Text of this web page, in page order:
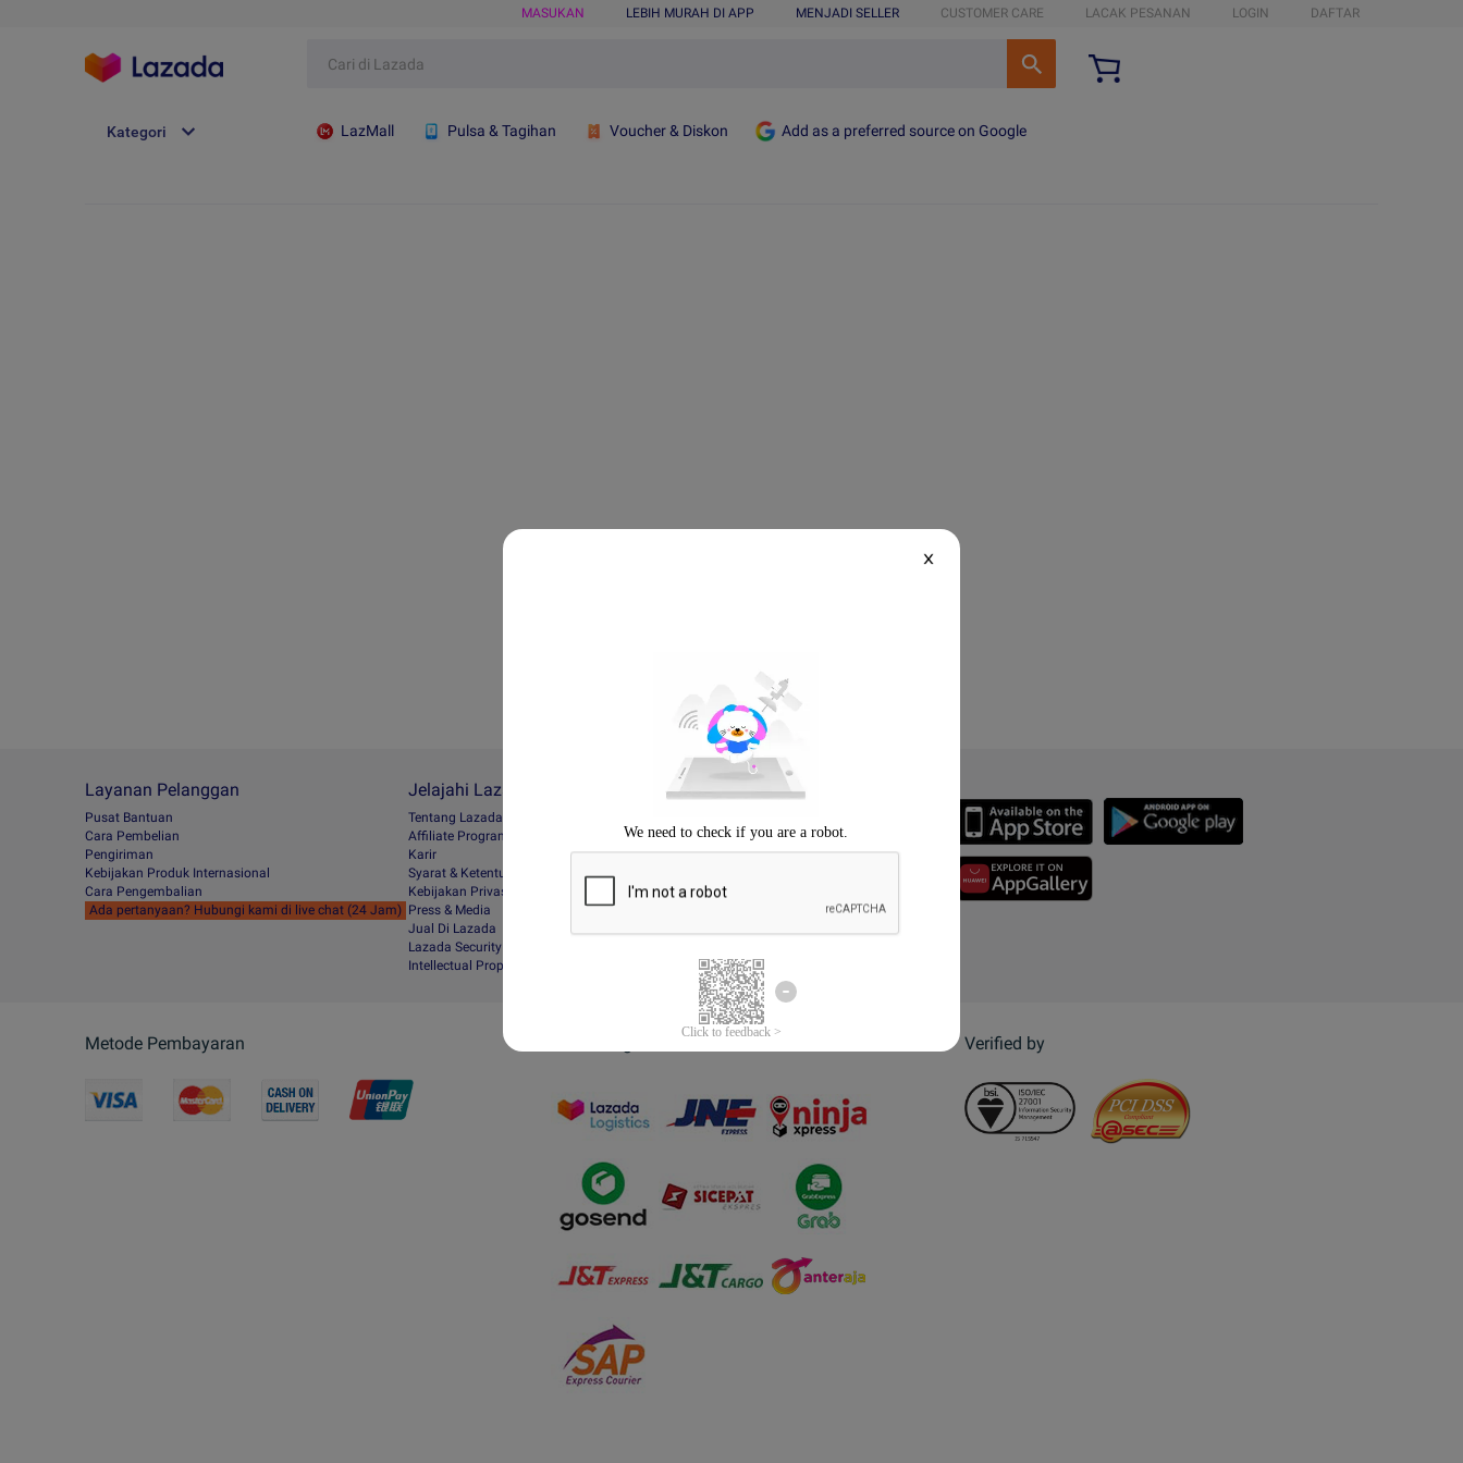
MASUKAN LEBIH MURAH DI APP MENJADI SELLER CUSTOMER CARE LACAK PESANAN LOGIN DAFTAR
Kategori LazMall Pulsa & Tagihan Voucher & Diskon Add as a preferred source on Google
Layanan Pelanggan
Pusat Bantuan
Cara Pembelian
Pengiriman
Kebijakan Produk Internasional
Cara Pengembalian
Ada pertanyaan? Hubungi kami di live chat (24 Jam)
Jelajahi Lazada
Tentang Lazada
Afﬁliate Program
Karir
Syarat & Ketentuan
Kebijakan Privasi
Press & Media
Jual Di Lazada
Lazada Security
Intellectual Property Protection
Download the App
Metode Pembayaran Verified by
X